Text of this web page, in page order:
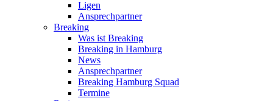
Ligen
Ansprechpartner
Breaking
Was ist Breaking
Breaking in Hamburg
News
Ansprechpartner
Breaking Hamburg Squad
Termine